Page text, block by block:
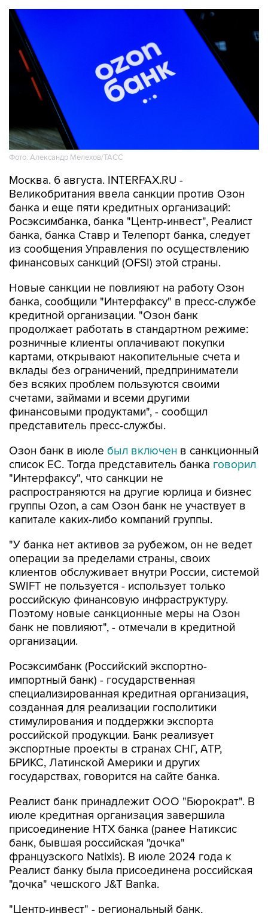
Фото: Александр Мелехов/ТАСС
Москва. 6 августа. INTERFAX.RU -
банка и еще пяти кредитных организаций:
Росэксимбанка, банка "Центр-инвест", Реалист
банка, банка Ставр и Телепорт банка, следует
из сообщения Управления по осуществлению
финансовых санкций (OFSI) этой страны.
Новые санкции не повлияют на работу Озон
кредитной организации. "Озон банк
продолжает работать в стандартном режиме:
розничные клиенты оплачивают покупки
картами, открывают накопительные счета и
вклады без ограничений, предприниматели
без всяких проблем пользуются своими
счетами, займами и всеми другими
финансовыми продуктами", - сообщил
представитель пресс-службы.
Озон банк в июлебыл включен
"Интерфаксу", что санкции не
распространяются на другие юрлица и бизнес
группы Ozon, а сам Озон банк не участвует в
капитале каких-либо компаний группы.
"У банка нет активов за рубежом, он не ведет
клиентов обслуживает внутри России, системой
SWIFT не пользуется - использует только
российскую финансовую инфраструктуру.
Поэтому новые санкционные меры на Озон
банк не повлияют", - отмечали в кредитной
организации.
Росэксимбанк (Российский экспортно-
специализированная кредитная организация,
созданная для реализации госполитики
стимулирования и поддержки экспорта
российской продукции. Банк реализует
экспортные проекты в странах СНГ, АТР,
БРИКС, Латинской Америки и других
государствах, говорится на сайте банка.
Реалист банк принадлежит ООО "Бюрократ". В
присоединение НТХ банка (ранее Натиксис
банк, бывшая российская "дочка"
французского Natixis). В июле 2024 года к
Реалист банку была присоединена российская
"дочка" чешского J&T Banka.
"Центр-инвест" - региональный банк,